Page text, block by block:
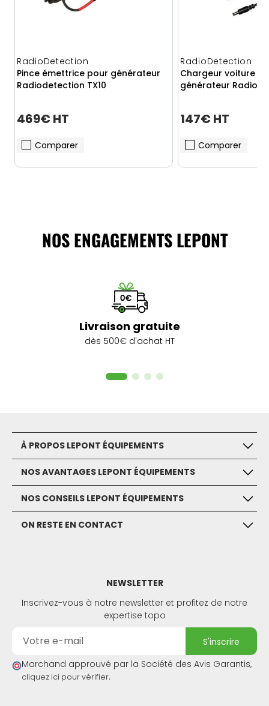
RadioDetection
Pince émettrice pour générateur
Radiodetection TX10
469€ HT
Comparer
RadioDetection
Chargeur voiture
générateur
147€ HT
Comparer
NOS ENGAGEMENTS LEPONT
Livraison gratuite
dès 500€ d'achat HT
À PROPOS LEPONT ÉQUIPEMENTS
NOS AVANTAGES LEPONT ÉQUIPEMENTS
NOS CONSEILS LEPONT ÉQUIPEMENTS
ON RESTE EN CONTACT
NEWSLETTER
Inscrivez-vous à notre newsletter et profitez de notre
expertise topo
s'inscrire
Marchand approuvé par la Société des Avis Garantis,
cliquez ici pour vérifier.